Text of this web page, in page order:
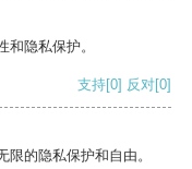
隐私保护。
支持[0] 反对[0]
的隐私保护和自由。